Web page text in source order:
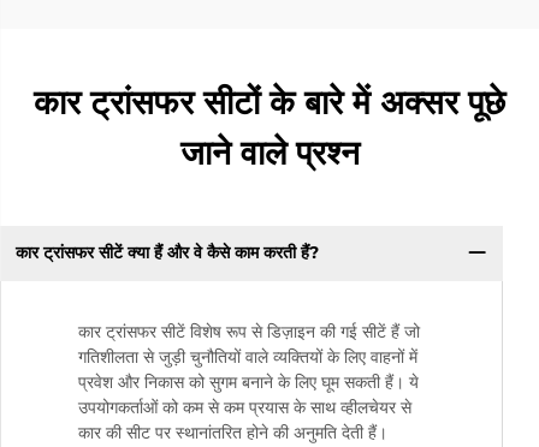
कार ट्रांसफर सीटों के बारे में अक्सर पूछे
जाने वाले प्रश्न
कार ट्रांसफर सीटें क्या हैं और वे कैसे काम करती हैं?
कार ट्रांसफर सीटें विशेष रूप से डिज़ाइन की गई सीटें हैं जो
गतिशीलता से जुड़ी चुनौतियों वाले व्यक्तियों के लिए वाहनों में
प्रवेश और निकास को सुगम बनाने के लिए घूम सकती हैं। ये
उपयोगकर्ताओं को कम से कम प्रयास के साथ व्हीलचेयर से
कार की सीट पर स्थानांतरित होने की अनुमति देती हैं।